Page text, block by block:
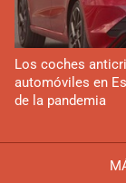
Los coches
automóviles en
de la pandemia